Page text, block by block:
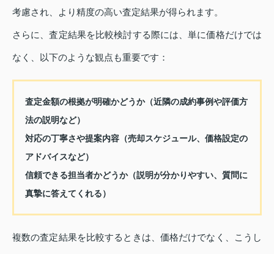
考慮され、より精度の高い査定結果が得られます。
さらに、査定結果を比較検討する際には、単に価格だけでは
なく、以下のような観点も重要です：
査定金額の根拠が明確かどうか（近隣の成約事例や評価方
法の説明など）
対応の丁寧さや提案内容（売却スケジュール、価格設定の
アドバイスなど）
信頼できる担当者かどうか（説明が分かりやすい、質問に
真摯に答えてくれる）
複数の査定結果を比較するときは、価格だけでなく、こうし